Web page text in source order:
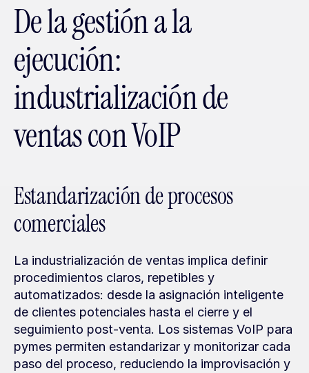
De la gestión a la
ejecución:
industrialización de
ventas con VoIP
Estandarización de procesos
comerciales
La industrialización de ventas implica definir
procedimientos claros, repetibles y
automatizados: desde la asignación inteligente
de clientes potenciales hasta el cierre y el
seguimiento post-venta. Los sistemas VoIP para
pymes permiten estandarizar y monitorizar cada
paso del proceso, reduciendo la improvisación y